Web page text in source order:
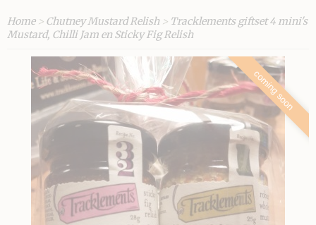
Home> Chutney Mustard Relish > Tracklements giftset 4 mini's
Mustard, Chilli Jam en Sticky Fig Relish
coming soon